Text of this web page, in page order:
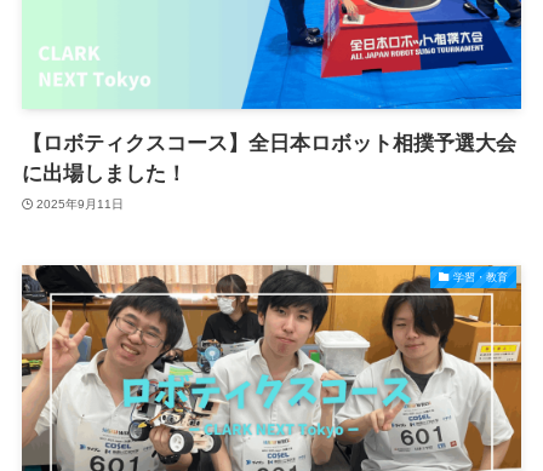
【ロボティクスコース】全日本ロボット相撲予選大会
に出場しました！
2025年9月11日
学習・教育